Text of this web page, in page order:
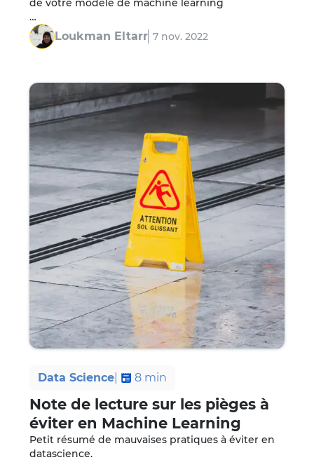
de votre modèle de machine learning
Introduction L'utilisation du machine learning
s'est largement démocratisé ces derniers années
Loukman Eltarr 7 nov. 2022
Data Science 8 min
Note de lecture sur les pièges à
éviter en Machine Learning
Petit résumé de mauvaises pratiques à éviter en
datascience.